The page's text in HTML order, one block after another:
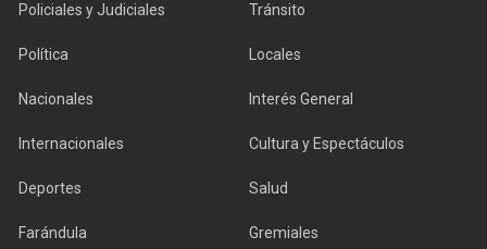
Policiales y Judiciales Tránsito
Política Locales
Nacionales Interés General
Internacionales Cultura y Espectáculos
Deportes Salud
Farándula Gremiales